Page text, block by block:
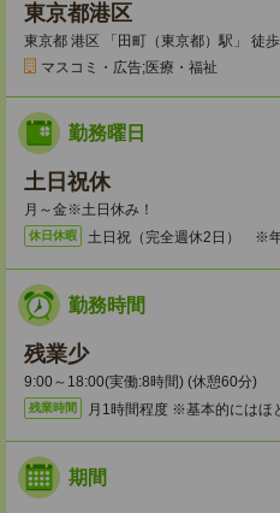
東京都港区
東京都 港区 「田町（東京都）駅」 徒
マスコミ・広告;医療・福祉
勤務曜日
土日祝休
月～金※土日休み！
休日休暇 土日祝（完全週休2日） ※年
勤務時間
残業少
9:00～18:00(実働:8時間) (休憩60分)
残業時間 月1時間程度 ※基本的にはほ
期間